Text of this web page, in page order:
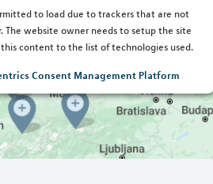
to load due to trackers that are not
The website owner needs to setup the site
content to the list of technologies used.
Consent Management Platform